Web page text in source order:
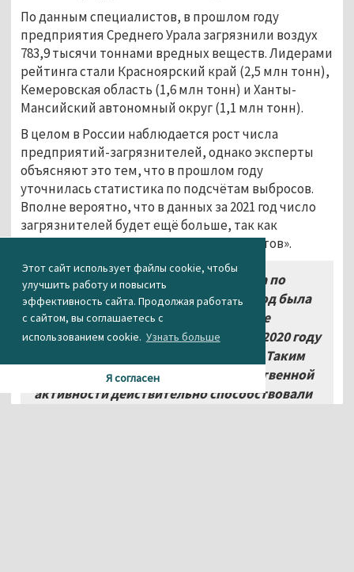
Этот сайт использует файлы cookie, чтобы
улучшить работу и повысить
эффективность сайта. Продолжая работать
с сайтом, вы соглашаетесь с
использованием cookie. Узнать больше
Я согласен
По данным специалистов, в прошлом году
предприятия Среднего Урала загрязнили воздух
783,9 тысячи тоннами вредных веществ. Лидерами
рейтинга стали Красноярский край (2,5 млн тонн),
Кемеровская область (1,6 млн тонн) и Ханты-
Мансийский автономный округ (1,1 млн тонн).
В целом в России наблюдается рост числа
предприятий-загрязнителей, однако эксперты
объясняют это тем, что в прошлом году
уточнилась статистика по подсчётам выбросов.
Вполне вероятно, что в данных за 2021 год число
загрязнителей будет ещё больше, так как
инспекторы обнаружат новых «уклонистов».
«С учётом того, что статистика по
промышленным выбросам за 2019 год была
менее полной, реальное сокращение
экологического вреда атмосфере в 2020 году
должно превышать заявленные 2%. Таким
образом, локдаун и спад производственной
активности действительно способствовали